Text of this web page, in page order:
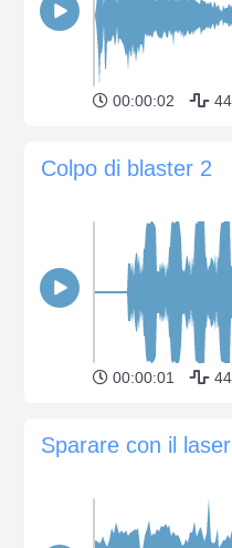
00:00:02
Colpo di blaster 2
00:00:01
Sparare con il laser